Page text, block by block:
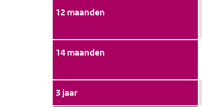
12 maanden
14 maanden
3 jaar